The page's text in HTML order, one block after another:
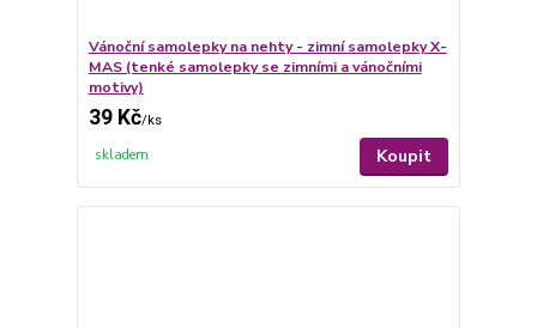
Vánoční samolepky na nehty - zimní samolepky X-
MAS (tenké samolepky se zimními a vánočními
motivy)
39 Kč/ks
skladem Koupit